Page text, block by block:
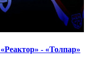
- «Толпар»